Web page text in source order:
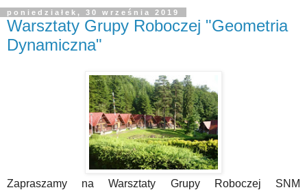
poniedziałek, 30 września 2019
Warsztaty Grupy Roboczej "Geometria
Dynamiczna"
Zapraszamy na Warsztaty Grupy Roboczej SNM